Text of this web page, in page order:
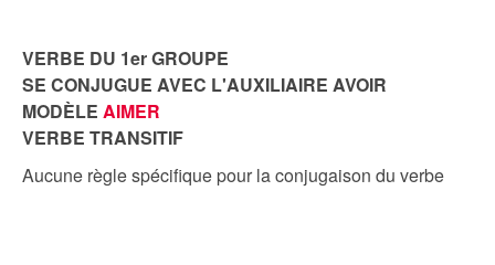
VERBE DU 1er GROUPE
SE CONJUGUE AVEC L'AUXILIAIRE AVOIR
MODÈLE AIMER
VERBE TRANSITIF
Aucune règle spécifique pour la conjugaison du verbe